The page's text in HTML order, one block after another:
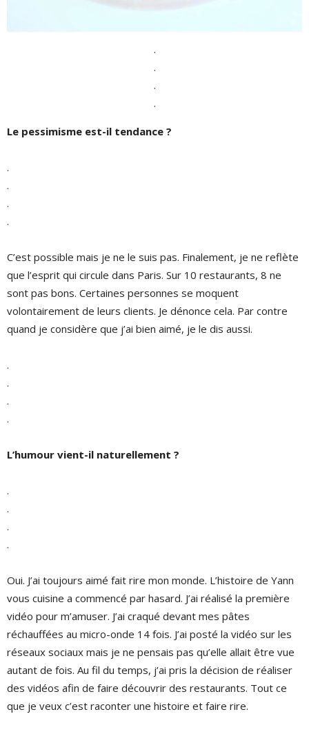
.
.
.
.
Le pessimisme est-il tendance ?
.
.
.
.
C’est possible mais je ne le suis pas. Finalement, je ne reflète
que l’esprit qui circule dans Paris. Sur 10 restaurants, 8 ne
sont pas bons. Certaines personnes se moquent
volontairement de leurs clients. Je dénonce cela. Par contre
quand je considère que j’ai bien aimé, je le dis aussi.
.
.
.
.
L’humour vient-il naturellement ?
.
.
.
.
Oui. J’ai toujours aimé fait rire mon monde. L’histoire de Yann
vous cuisine a commencé par hasard. J’ai réalisé la première
vidéo pour m’amuser. J’ai craqué devant mes pâtes
réchauffées au micro-onde 14 fois. J’ai posté la vidéo sur les
réseaux sociaux mais je ne pensais pas qu’elle allait être vue
autant de fois. Au fil du temps, j’ai pris la décision de réaliser
des vidéos afin de faire découvrir des restaurants. Tout ce
que je veux c’est raconter une histoire et faire rire.